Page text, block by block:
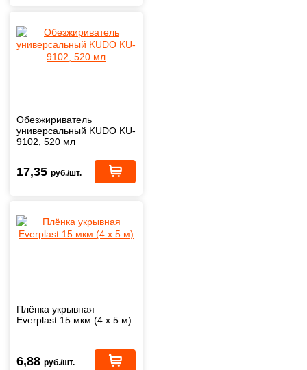
Обезжириватель
универсальный KUDO KU-
9102, 520 мл
17,35 руб./шт.
Плёнка укрывная
Everplast 15 мкм (4 х 5 м)
6,88 руб./шт.